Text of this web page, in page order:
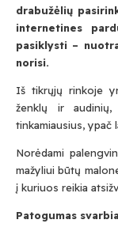
drabužėlių
internetines
pasiklysti –
norisi.
Iš tikrųjų rinkoje
ženklų ir
tinkamiausius, ypač
Norėdami
mažyliui būtų
į kuriuos reikia
Patogumas